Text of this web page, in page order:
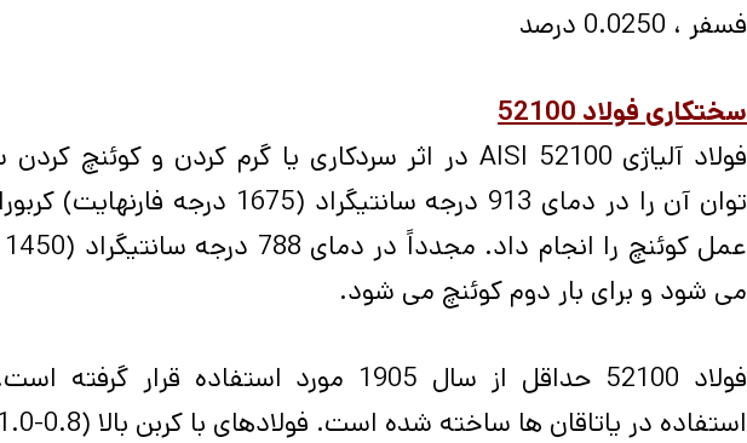
فسفر ، 0.0250 درصد
سختکاری فولاد 52100
فولاد آلیاژی AISI 52100 در اثر سردکاری یا گرم کردن و کوئنچ
توان آن را در دمای 913 درجه سانتیگراد
می شود و برای بار دوم کوئنچ می شود.
فولاد 52100 حداقل از سال 1905 مورد استفاده
استفاده در یاتاقان ها ساخته شده است. فولادهای با کربن بالا (0.8-1.0٪